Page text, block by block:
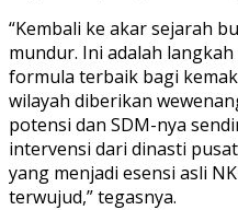
“Kembali ke akar sejarah
mundur. Ini adalah
formula terbaik bagi
wilayah diberikan
potensi dan SDM-nya
intervensi dari dinasti
yang menjadi esensi asli
terwujud,” tegasnya.